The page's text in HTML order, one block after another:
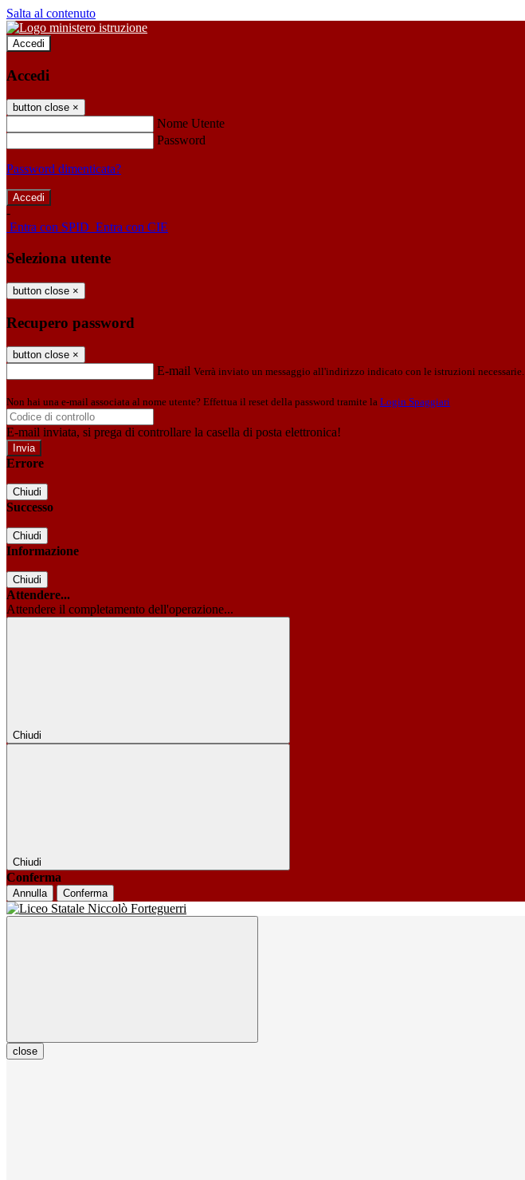
Salta al contenuto
Accedi
Accedi
button close ×
Nome Utente
Password
Password dimenticata?
-
Entra con SPID Entra con CIE
Seleziona utente
button close ×
Recupero password
button close ×
E-mail Verrà inviato un messaggio all'indirizzo indicato con le istruzioni necessarie.
Non hai una e-mail associata al nome utente? Effettua il reset della password tramite la Login Spaggiari
E-mail inviata, si prega di controllare la casella di posta elettronica!
Errore
Chiudi
Successo
Chiudi
Informazione
Chiudi
Attendere...
Attendere il completamento dell'operazione...
Chiudi
Chiudi
Conferma
Annulla Conferma
close